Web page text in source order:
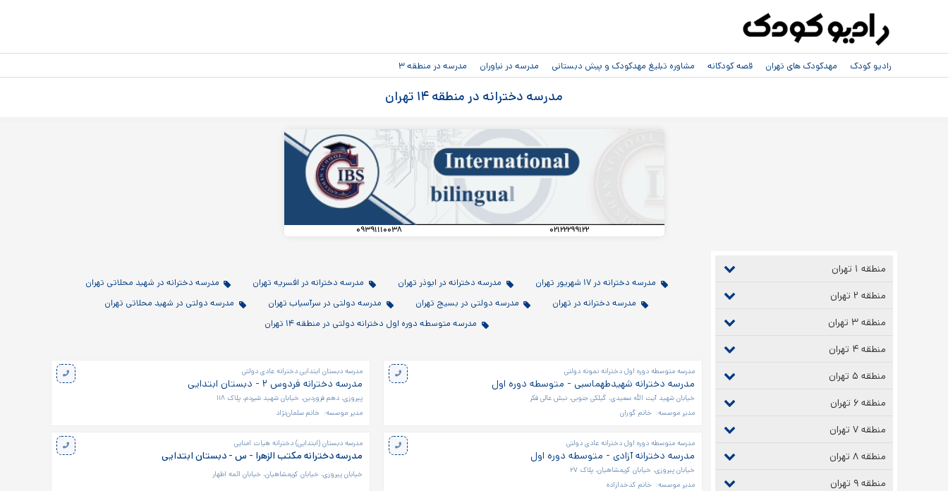
رادیو کودک مهدکودک های تهران قصه کودکانه مشاوره تبلیغ مهدکودک و پیش دبستانی مدرسه در نیاوران مدرسه در منطقه ۳
مدرسه دخترانه در منطقه ۱۴ تهران
۰۲۱۲۲۲۹۹۱۲۲ ۰۹۳۹۱۱۱۰۰۳۸
منطقه ۱ تهران
منطقه ۲ تهران
منطقه ۳ تهران
منطقه ۴ تهران
منطقه ۵ تهران
منطقه ۶ تهران
منطقه ۷ تهران
منطقه ۸ تهران
منطقه ۹ تهران
مدرسه دخترانه در ۱۷ شهریور تهران مدرسه دخترانه در ابوذر تهران مدرسه دخترانه در افسریه تهران
مدرسه دخترانه در شهید محلاتی تهران
مدرسه دخترانه در تهران
مدرسه دولتی در بسیج تهران مدرسه دولتی در سرآسیاب تهران
مدرسه دولتی در شهید محلاتی تهران
مدرسه متوسطه دوره اول دخترانه دولتی در منطقه ۱۴ تهران
مدرسه متوسطه دوره اول دخترانه نمونه دولتی
مدرسه دخترانه شهیدطهماسبی - متوسطه دوره اول
خیابان شهید آیت الله سعیدی، گیلکی جنوبی، نبش عالی فکر
مدیر موسسه: خانم گوران
مدرسه دبستان ابتدایی دخترانه عادی دولتی
مدرسه دخترانه فردوس ۲ - دبستان ابتدایی
پیروزی، دهم فروردین، خیابان شهید شیردم، پلاک ۱۱۸
مدیر موسسه: خانم سلمان‌نژاد
مدرسه متوسطه دوره اول دخترانه عادی دولتی
مدرسه دخترانه آزادی - متوسطه دوره اول
خیابان پیروزی، خیابان کریمشاهیان، پلاک ۲۷
مدیر موسسه: خانم کدخدازاده
مدرسه دبستان (ابتدایی) دخترانه هیات امنایی
مدرسه دخترانه مکتب الزهرا - س - دبستان ابتدایی
خیابان پیروزی، خیابان کریمشاهیان، خیابان ائمه اطهار
صفحه‌ها